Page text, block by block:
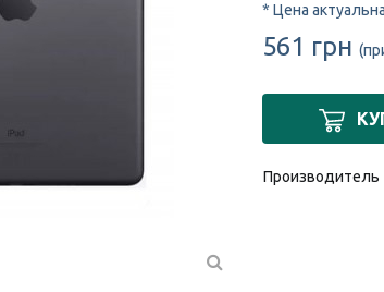
* Цена
561 грн
Производитель